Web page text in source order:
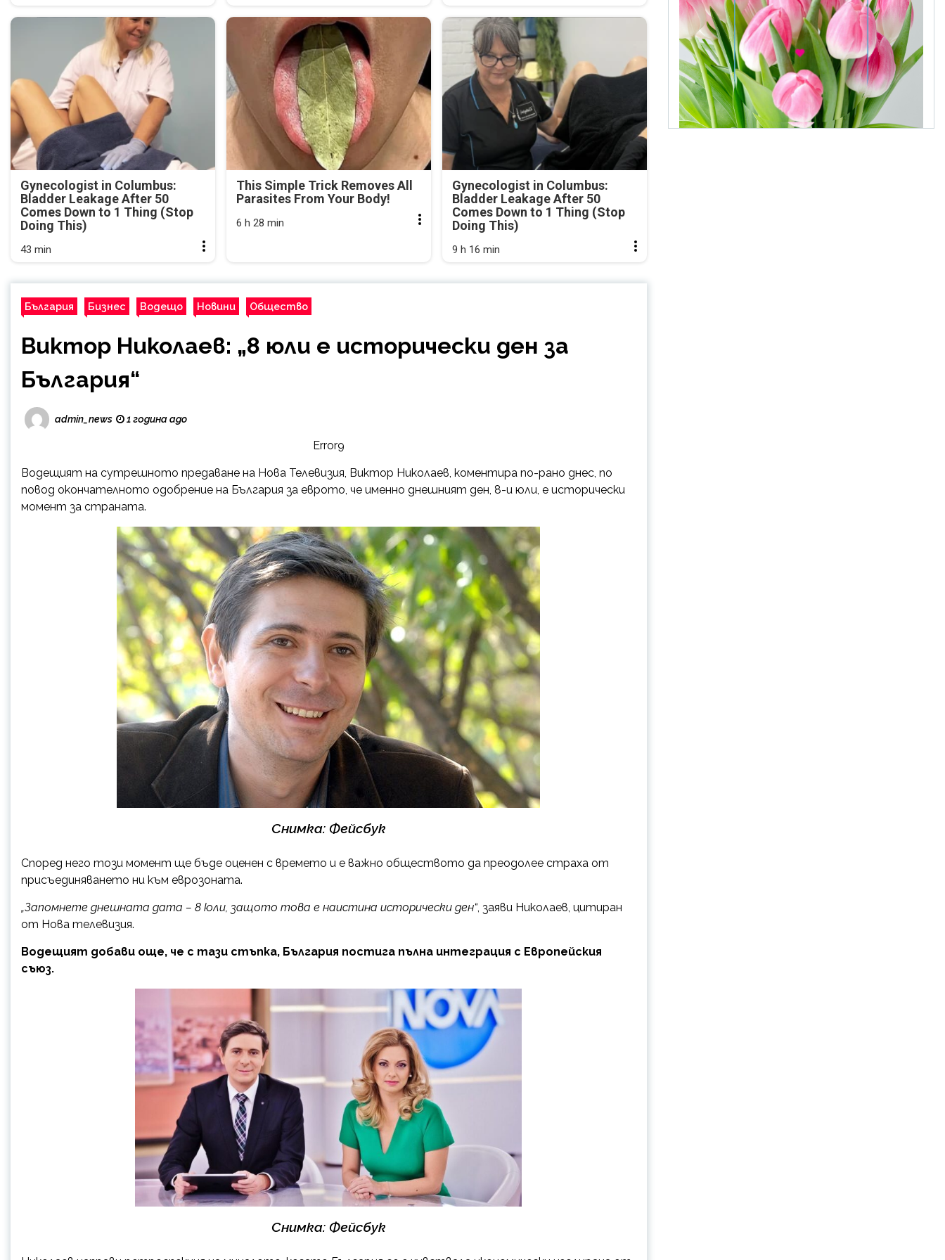
Gynecologist in Columbus:
Bladder Leakage After 50
Comes Down to 1 Thing (Stop
Doing This)
43 min
This Simple Trick Removes All
Parasites From Your Body!
6 h 28 min
Gynecologist in Columbus:
Bladder Leakage After 50
Comes Down to 1 Thing (Stop
Doing This)
9 h 16 min
България Бизнес Водещо Новини Общество
Виктор Николаев: „8 юли е исторически ден за
България“
admin_news 1 година ago
Error9
Водещият на сутрешното предаване на Нова Телевизия, Виктор Николаев, коментира по-рано днес, по
повод окончателното одобрение на България за еврото, че именно днешният ден, 8-и юли, е исторически
момент за страната.
Снимка: Фейсбук
Според него този момент ще бъде оценен с времето и е важно обществото да преодолее страха от
присъединяването ни към еврозоната.
„Запомнете днешната дата – 8 юли, защото това е наистина исторически ден“, заяви Николаев, цитиран
от Нова телевизия.
Водещият добави още, че с тази стъпка, България постига пълна интеграция с Европейския
съюз.
Снимка: Фейсбук